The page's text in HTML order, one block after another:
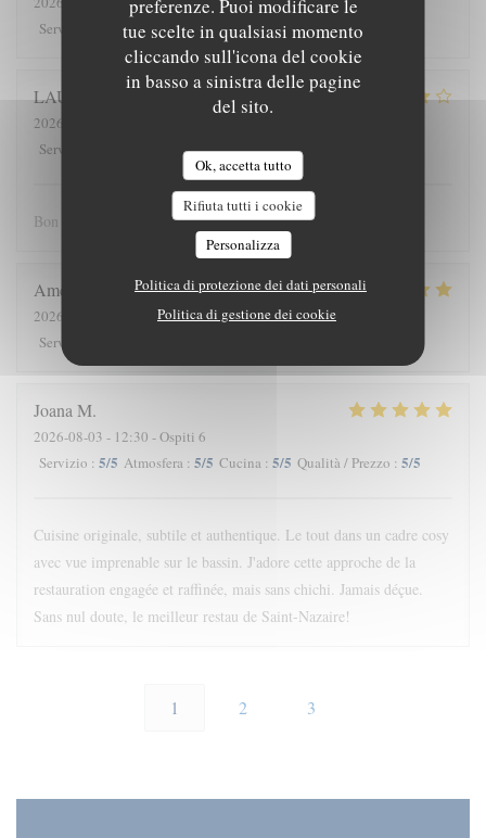
preferenze. Puoi modificare le
tue scelte in qualsiasi momento
cliccando sull'icona del cookie
in basso a sinistra delle pagine
del sito.
Ok, accetta tutto
Rifiuta tutti i cookie
Personalizza
Politica di protezione dei dati personali
Politica di gestione dei cookie
Servizio
Atmosfera: 3/5 Cucina:5/5 Qualità / Prezzo
LAURENT
2026-08-04
Servizio
:4/5 Cucina:4/5 Qualità / Prezzo
Bon accueil, mélange des mets étonnant et plaisant.
Amélie
2026-08-04
- 13:00 - Ospiti 3
Servizio
Joana M
2026-08-03 - 12:30 - Ospiti 6
Servizio : 5/5 Atmosfera : 5/5 Cucina : 5/5 Qualità / Prezzo : 5/5
Cuisine originale, subtile et authentique. Le tout dans un cadre cosy
avec vue imprenable sur le bassin. J'adore cette approche de la
restauration engagée et raffinée, mais sans chichi. Jamais déçue.
Sans nul doute, le meilleur restau de Saint-Nazaire!
1 2 3